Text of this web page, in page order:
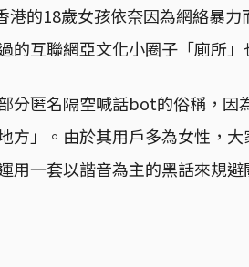
港的18歲女孩依奈因為網絡暴
的互聯網亞文化小圈子「廁所」
分匿名隔空喊話bot的俗稱，因
方」。由於其用戶多為女性，
用一套以諧音為主的黑話來規